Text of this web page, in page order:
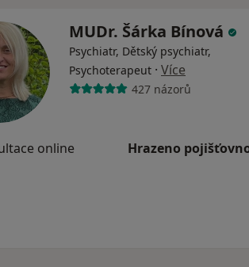
MUDr. Šárka Bínová
Psychiatr, Dětský psychiatr,
Psychoterapeut · Více
427 názorů
online Hrazeno